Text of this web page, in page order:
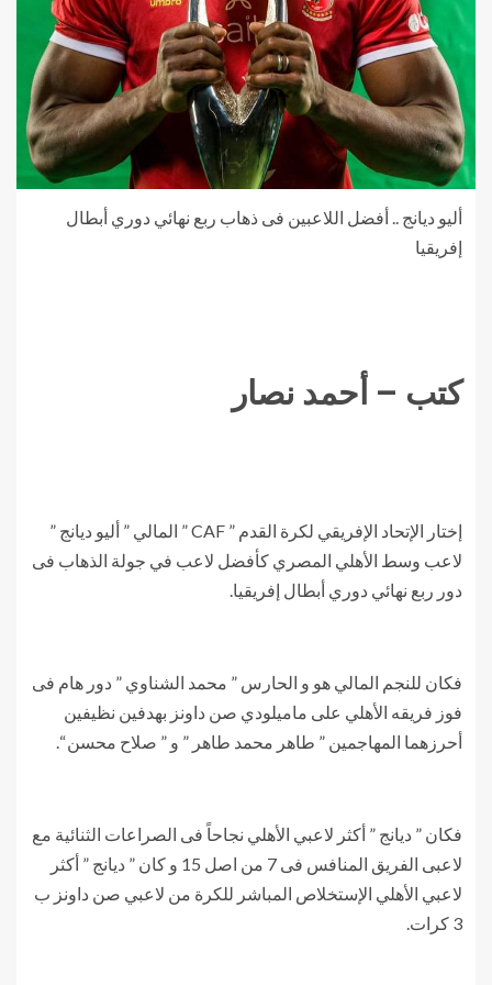
أليو ديانج .. أفضل اللاعبين فى ذهاب ربع نهائي دوري أبطال
إفريقيا
كتب – أحمد نصار
إختار الإتحاد الإفريقي لكرة القدم ” CAF ” المالي ” أليو ديانج ”
لاعب وسط الأهلي المصري كأفضل لاعب في جولة الذهاب فى
دور ربع نهائي دوري أبطال إفريقيا.
فكان للنجم المالي هو و الحارس ” محمد الشناوي ” دور هام فى
فوز فريقه الأهلي على ماميلودي صن داونز بهدفين نظيفين
أحرزهما المهاجمين ” طاهر محمد طاهر ” و ” صلاح محسن “.
فكان ” ديانج ” أكثر لاعبي الأهلي نجاحاً فى الصراعات الثنائية مع
لاعبى الفريق المنافس فى 7 من اصل 15 و كان ” ديانج ” أكثر
لاعبي الأهلي الإستخلاص المباشر للكرة من لاعبي صن داونز ب
3 كرات.